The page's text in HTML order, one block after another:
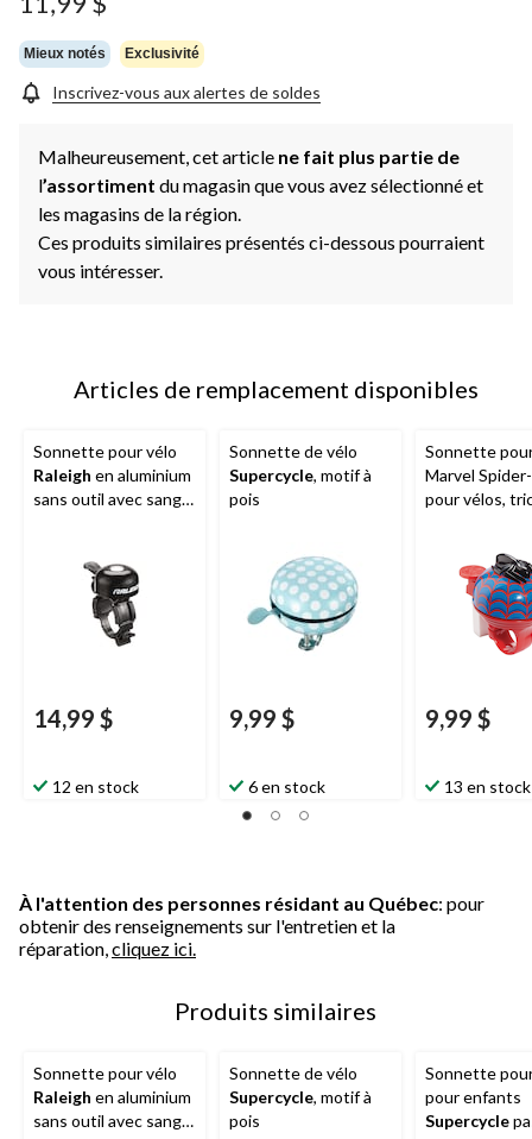
Mieux notés Exclusivité
Inscrivez-vous aux alertes de soldes
Malheureusement, cet article ne fait plus partie de
l’assortiment du magasin que vous avez sélectionné et
les magasins de la région.
Ces produits similaires présentés ci-dessous pourraient
vous intéresser.
Articles de remplacement disponibles
Sonnette pour vélo
Raleigh en aluminium
sans outil avec sangle
14,99 $
12 en stock
Sonnette de vélo
Supercycle, motif à
pois
9,99 $
6 en stock
Sonnette
Marvel
pour vélos,
puissant, bleu
9,99 $
13 en stock
À l'attention des personnes résidant au Québec: pour
obtenir des renseignements sur l'entretien et la
réparation, cliquez ici.
Produits similaires
Sonnette pour vélo
Raleigh en aluminium
sans outil avec sangle
Sonnette de vélo
Supercycle, motif à
pois
Sonnette
pour enfants
Supercycle